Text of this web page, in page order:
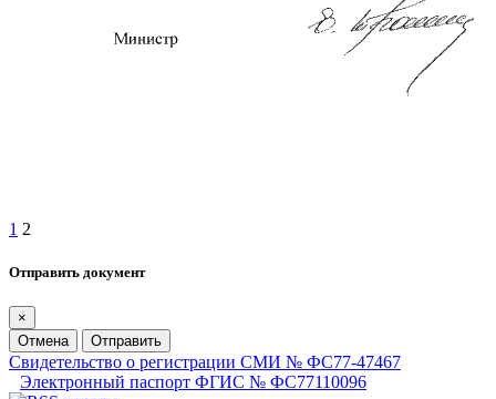
1 2
Отправить документ
×
Отмена
Отправить
Свидетельство о регистрации СМИ № ФС77-47467
Электронный паспорт ФГИС № ФС77110096